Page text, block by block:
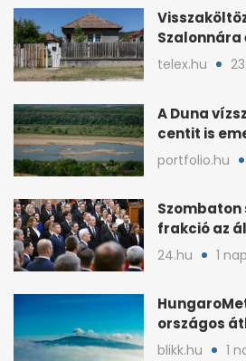
családok
telex.hu
A Duna
centit is
nyugati
portfolio.hu
Szombaton
frakció az
24.hu 1
országos
hajszál
blikk.hu 1